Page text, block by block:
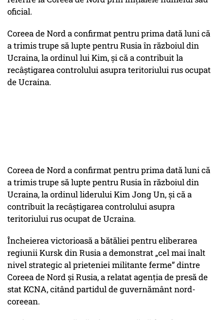
oficial.
Coreea de Nord a confirmat pentru prima dată luni că
a trimis trupe să lupte pentru Rusia în războiul din
Ucraina, la ordinul lui Kim, și că a contribuit la
recâștigarea controlului asupra teritoriului rus ocupat
de Ucraina.
Coreea de Nord a confirmat pentru prima dată luni că
a trimis trupe să lupte pentru Rusia în războiul din
Ucraina, la ordinul liderului Kim Jong Un, și că a
contribuit la recâștigarea controlului asupra
teritoriului rus ocupat de Ucraina.
Încheierea victorioasă a bătăliei pentru eliberarea
regiunii Kursk din Rusia a demonstrat „cel mai înalt
nivel strategic al prieteniei militante ferme” dintre
Coreea de Nord și Rusia, a relatat agenția de presă de
stat KCNA, citând partidul de guvernământ nord-
coreean.